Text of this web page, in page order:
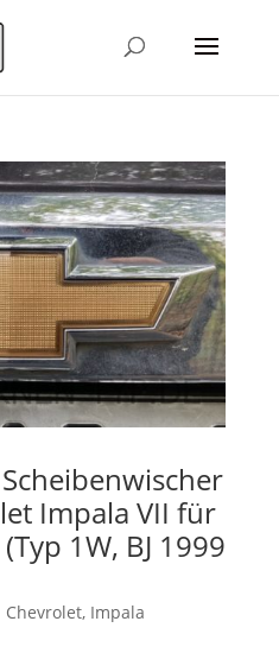
Impala VII für
1W, BJ 1999
Chevrolet, Impala